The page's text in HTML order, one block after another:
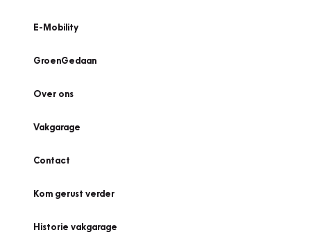
E-Mobility
GroenGedaan
Over ons
Vakgarage
Contact
Kom gerust verder
Historie vakgarage